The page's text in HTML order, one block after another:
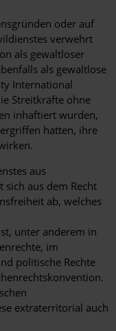
oder auf
verwehrt
als gewaltloser
als gewaltlose
International
Streitkräfte ohne
inhaftiert wurden,
hatten, ihre
aus
sich aus dem Recht
ab, welches
unter anderem in
im
politische Rechte
extraterritorial auch